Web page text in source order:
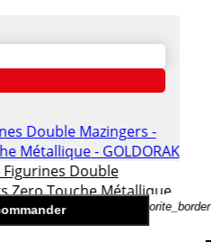
favorite_border
Figurines Double
Zero Touche Métallique